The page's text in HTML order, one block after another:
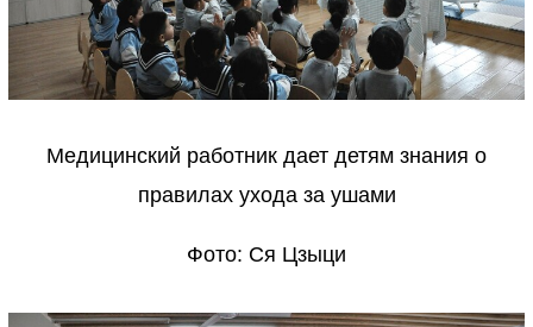
Медицинский работник дает детям знания о
правилах ухода за ушами
Фото: Ся Цзыци